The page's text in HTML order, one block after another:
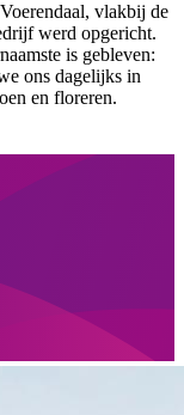
vlakbij de
werd opgericht.
is gebleven:
ons dagelijks in
en floreren.